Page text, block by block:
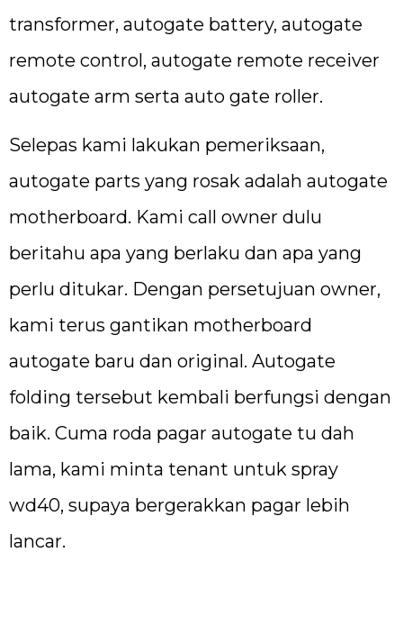
transformer, autogate battery, autogate
remote control, autogate remote receiver
autogate arm serta auto gate roller.
Selepas kami lakukan pemeriksaan,
autogate parts yang rosak adalah autogate
motherboard. Kami call owner dulu
beritahu apa yang berlaku dan apa yang
perlu ditukar. Dengan persetujuan owner,
kami terus gantikan motherboard
autogate baru dan original. Autogate
folding tersebut kembali berfungsi dengan
baik. Cuma roda pagar autogate tu dah
lama, kami minta tenant untuk spray
wd40, supaya bergerakkan pagar lebih
lancar.